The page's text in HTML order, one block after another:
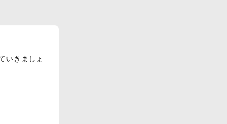
いきましょ